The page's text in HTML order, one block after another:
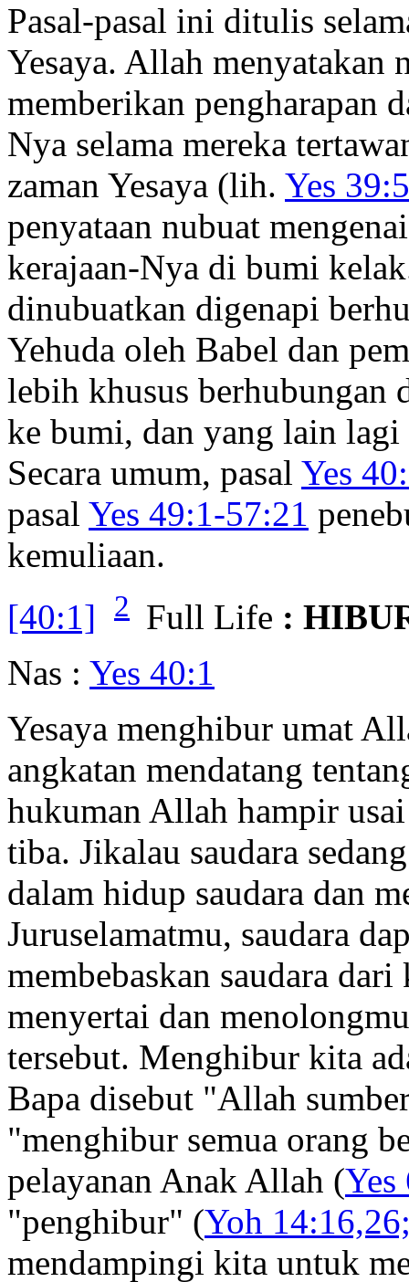
Pasal-pasal ini ditulis
Yesaya. Allah menyatakan
memberikan pengharapan
Nya selama mereka
zaman Yesaya (lih. Yes
penyataan nubuat
kerajaan-Nya di bumi
dinubuatkan digenapi
Yehuda oleh Babel dan
lebih khusus berhubungan
ke bumi, dan yang lain lagi
Secara umum, pasal Yes
pasal Yes 49:1-57:21
kemuliaan.
[40:1]
2 Full Life :
Nas : Yes 40:1
Yesaya menghibur umat
angkatan mendatang
hukuman Allah hampir
tiba. Jikalau saudara
dalam hidup saudara dan
Juruselamatmu, saudara
membebaskan saudara
menyertai dan
tersebut. Menghibur kita
Bapa disebut "Allah
"menghibur semua orang
pelayanan Anak Allah (Yes
"penghibur" (Yoh
mendampingi kita untuk